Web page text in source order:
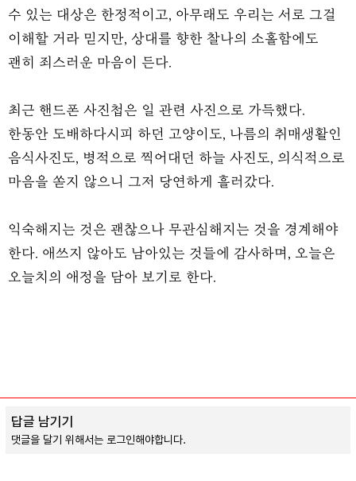
수 있는 대상은 한정적이고, 아무래도 우리는 서로 그걸
이해할 거라 믿지만, 상대를 향한 찰나의 소홀함에도
괜히 죄스러운 마음이 든다.
최근 핸드폰 사진첩은 일 관련 사진으로 가득했다.
한동안 도배하다시피 하던 고양이도, 나름의 취매생활인
음식사진도, 병적으로 찍어대던 하늘 사진도, 의식적으로
마음을 쏟지 않으니 그저 당연하게 흘러갔다.
익숙해지는 것은 괜찮으나 무관심해지는 것을 경계해야
한다. 애쓰지 않아도 남아있는 것들에 감사하며, 오늘은
오늘치의 애정을 담아 보기로 한다.
답글 남기기
댓글을 달기 위해서는 로그인해야합니다.